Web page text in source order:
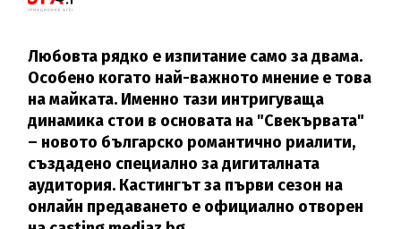
Любовта рядко е изпитание само за двама.
Особено когато най-важното мнение е това
на майката. Именно тази интригуваща
динамика стои в основата на "Свекървата"
– новото българско романтично риалити,
създадено специално за дигиталната
аудитория. Кастингът за първи сезон на
онлайн предаването е официално отворен